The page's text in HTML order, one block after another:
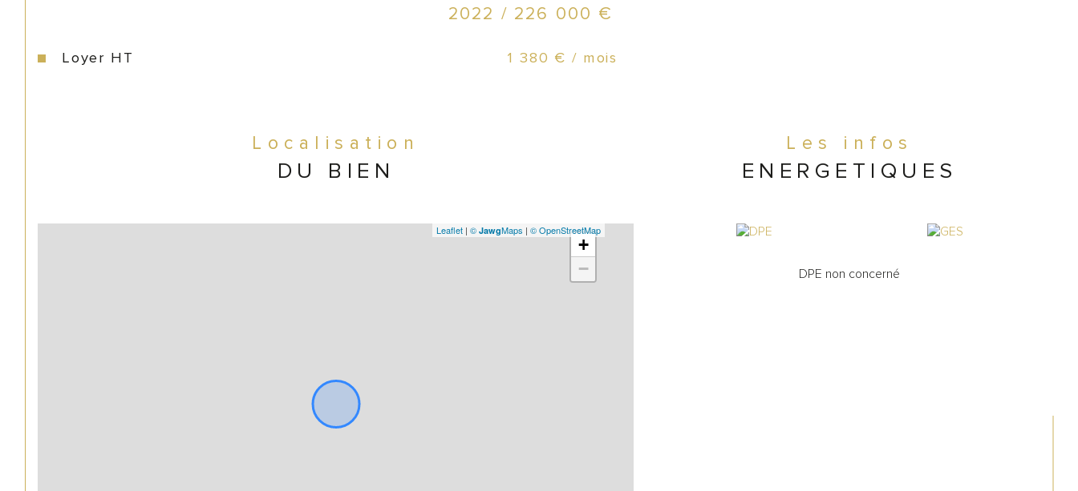
2022 / 226 000 €
Loyer HT 1 380 € / mois
Localisation
DU BIEN
+
−
Leaflet |©JawgMaps |© OpenStreetMap
Les infos
ENERGETIQUES
DPE non concerné